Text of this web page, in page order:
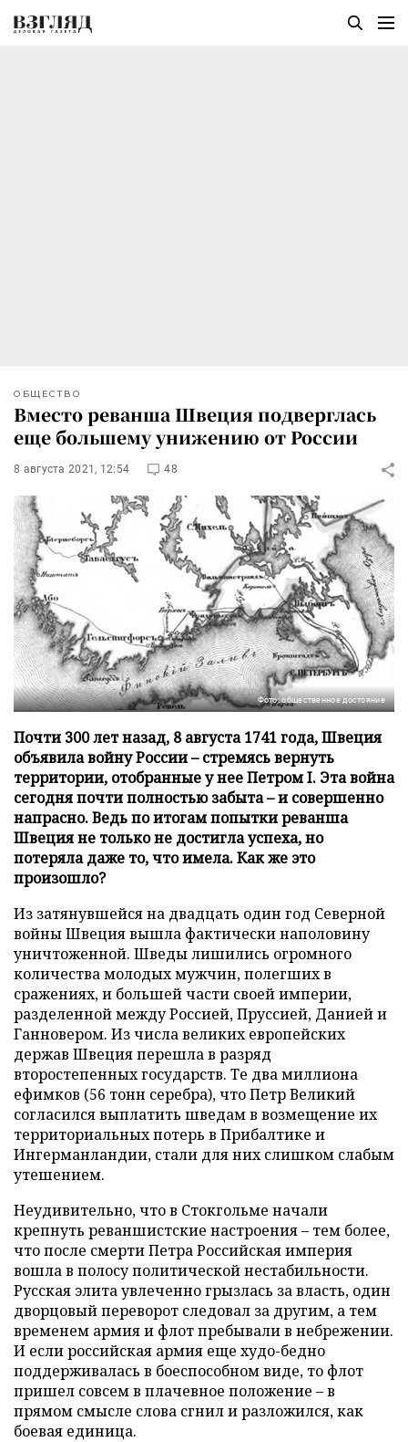
ОБЩЕСТВО
Вместо реванша Швеция подверглась
еще большему унижению от России
8 августа 2021, 12:54 48
Фото: общественное достояние
Почти 300 лет назад, 8 августа 1741 года, Швеция
объявила войну России – стремясь вернуть
территории, отобранные у нее Петром I. Эта война
сегодня почти полностью забыта – и совершенно
напрасно. Ведь по итогам попытки реванша
Швеция не только не достигла успеха, но
потеряла даже то, что имела. Как же это
произошло?
Из затянувшейся на двадцать один год Северной
войны Швеция вышла фактически наполовину
уничтоженной. Шведы лишились огромного
количества молодых мужчин, полегших в
сражениях, и большей части своей империи,
разделенной между Россией, Пруссией, Данией и
Ганновером. Из числа великих европейских
держав Швеция перешла в разряд
второстепенных государств. Те два миллиона
ефимков (56 тонн серебра), что Петр Великий
согласился выплатить шведам в возмещение их
территориальных потерь в Прибалтике и
Ингерманландии, стали для них слишком слабым
утешением.
Неудивительно, что в Стокгольме начали
крепнуть реваншистские настроения – тем более,
что после смерти Петра Российская империя
вошла в полосу политической нестабильности.
Русская элита увлеченно грызлась за власть, один
дворцовый переворот следовал за другим, а тем
временем армия и флот пребывали в небрежении.
И если российская армия еще худо-бедно
поддерживалась в боеспособном виде, то флот
пришел совсем в плачевное положение – в
прямом смысле слова сгнил и разложился, как
боевая единица.